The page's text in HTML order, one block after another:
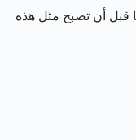
قبل أن تصبح مثل هذه